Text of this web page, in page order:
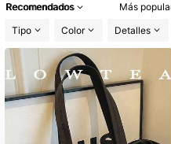
Recomendados Más
Tipo
Color Detalles